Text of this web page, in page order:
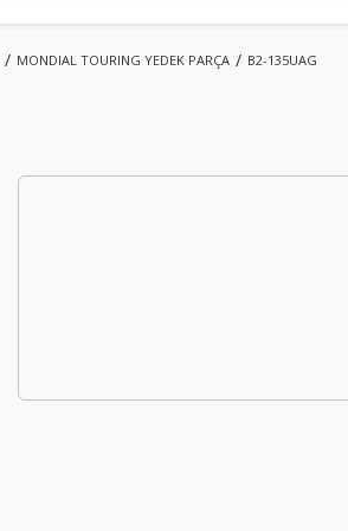
MONDIAL TOURING YEDEK PARÇA B2-135UAG